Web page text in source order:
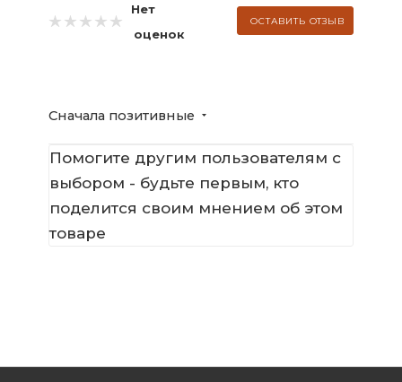
Нет
оценок
ОСТАВИТЬ ОТЗЫВ
Сначала позитивные
Помогите другим пользователям с
выбором - будьте первым, кто
поделится своим мнением об этом
товаре